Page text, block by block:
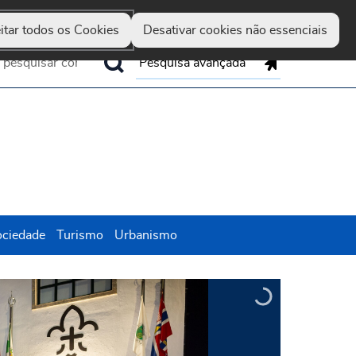
todos os Cookies Desativar cookies não essenciais
Guimarães
Marca
Up
Pesquisa avançada
Turismo Urbanismo